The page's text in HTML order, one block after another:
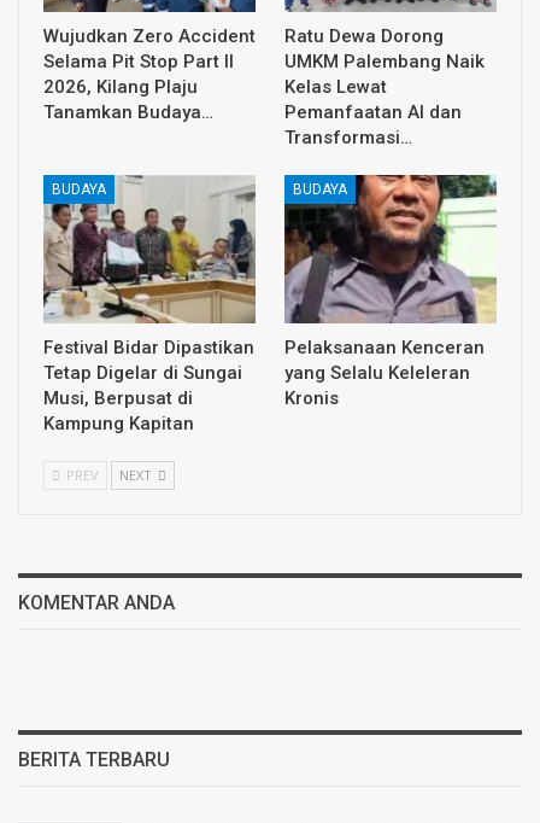
Wujudkan Zero Accident
Selama Pit Stop Part II
2026, Kilang Plaju
Tanamkan Budaya…
Ratu Dewa Dorong
UMKM Palembang Naik
Kelas Lewat
Pemanfaatan AI dan
Transformasi…
BUDAYA
Festival Bidar Dipastikan
Tetap Digelar di Sungai
Musi, Berpusat di
Kampung Kapitan
BUDAYA
Pelaksanaan Kenceran
yang Selalu Keleleran
Kronis
PREV NEXT
KOMENTAR ANDA
BERITA TERBARU